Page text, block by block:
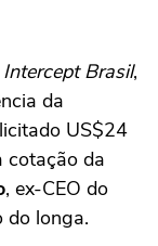
Intercept Brasil,
da
US$24
cotação da
, ex-CEO do
do longa.